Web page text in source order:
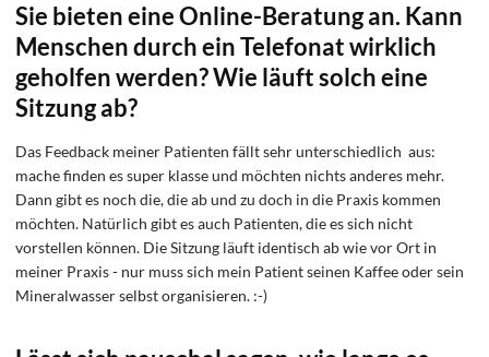
Sie bieten eine Online-Beratung an. Kann
Menschen durch ein Telefonat wirklich
geholfen werden? Wie läuft solch eine
Sitzung ab?
Das Feedback meiner Patienten fällt sehr unterschiedlich aus:
mache finden es super klasse und möchten nichts anderes mehr.
Dann gibt es noch die, die ab und zu doch in die Praxis kommen
möchten. Natürlich gibt es auch Patienten, die es sich nicht
vorstellen können. Die Sitzung läuft identisch ab wie vor Ort in
meiner Praxis - nur muss sich mein Patient seinen Kaffee oder sein
Mineralwasser selbst organisieren. :-)